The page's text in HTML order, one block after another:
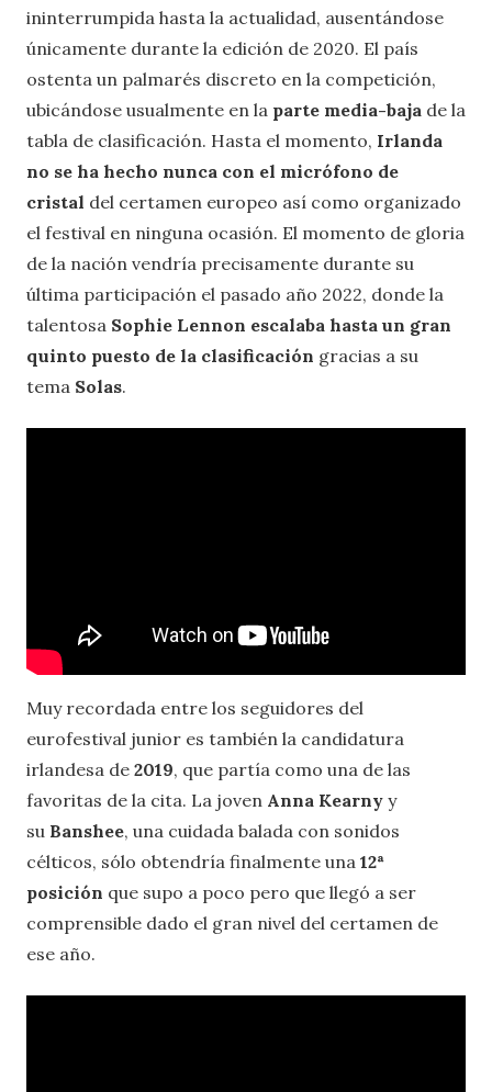
ininterrumpida hasta la actualidad, ausentándose
únicamente durante la edición de 2020. El país
ostenta un palmarés discreto en la competición,
ubicándose usualmente en la parte media-baja de la
tabla de clasificación. Hasta el momento, Irlanda
no se ha hecho nunca con el micrófono de
cristal del certamen europeo así como organizado
el festival en ninguna ocasión. El momento de gloria
de la nación vendría precisamente durante su
última participación el pasado año 2022, donde la
talentosa Sophie Lennon escalaba hasta un gran
quinto puesto de la clasificación gracias a su
tema Solas.
Muy recordada entre los seguidores del
eurofestival junior es también la candidatura
irlandesa de 2019, que partía como una de las
favoritas de la cita. La joven Anna Kearny y
su Banshee, una cuidada balada con sonidos
célticos, sólo obtendría finalmente una 12ª
posición que supo a poco pero que llegó a ser
comprensible dado el gran nivel del certamen de
ese año.